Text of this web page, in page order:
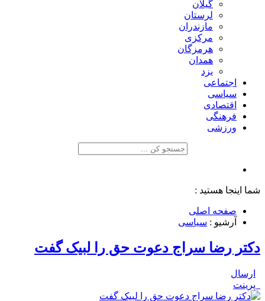
گیلان
لرستان
مازندران
مرکزی
هرمزگان
همدان
یزد
اجتماعی
سیاسی
اقتصادی
فرهنگی
ورزشی
شما اینجا هستید :
صفحه اصلی
آرشیو : سیاسی
دکتر رضا سراج دعوت حق را لبیک گفت
ارسال
پرینت